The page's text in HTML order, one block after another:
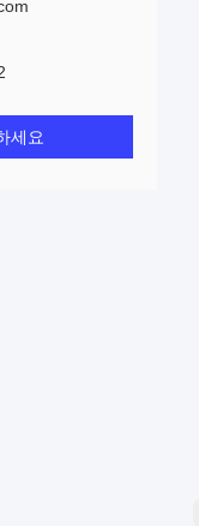
세요